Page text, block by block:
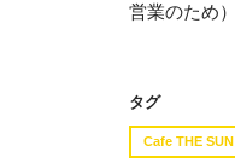
営業のため）
タグ
Cafe THE SUN